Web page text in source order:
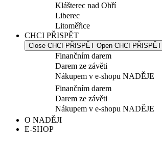
Klášterec nad Ohří
Liberec
Litoměřice
CHCI PŘISPĚT
Close CHCI PŘISPĚT Open CHCI PŘISPĚT
Finančním darem
Darem ze závěti
Nákupem v e-shopu NADĚJE
Finančním darem
Darem ze závěti
Nákupem v e-shopu NADĚJE
O NADĚJI
E-SHOP